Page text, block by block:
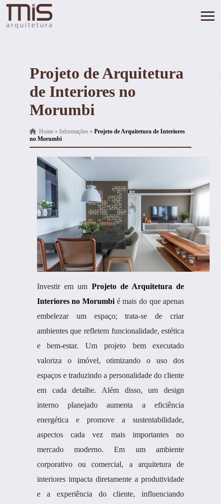
Projeto de Arquitetura
de Interiores no
Morumbi
Home» Informações » Projeto de Arquitetura de Interiores
no Morumbi
Investir em um Projeto de Arquitetura de
Interiores no Morumbi é mais do que apenas
embelezar um espaço; trata-se de criar
ambientes que refletem funcionalidade, estética
e bem-estar. Um projeto bem executado
valoriza o imóvel, otimizando o uso dos
espaços e traduzindo a personalidade do cliente
em cada detalhe. Além disso, um design
interno planejado aumenta a eficiência
energética e promove a sustentabilidade,
aspectos cada vez mais importantes no
mercado moderno. Em um ambiente
corporativo ou comercial, a arquitetura de
interiores impacta diretamente a produtividade
e a experiência do cliente, influenciando